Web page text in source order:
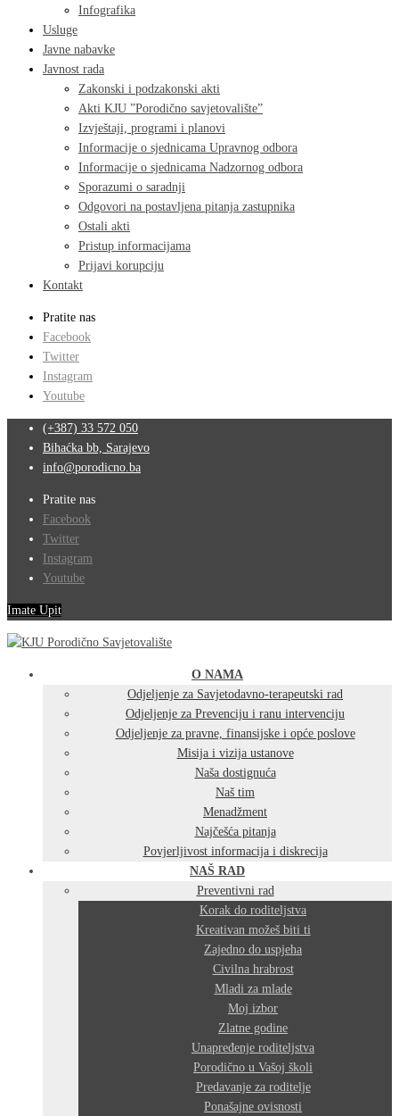
Infografika
Usluge
Javne nabavke
Javnost rada
Zakonski i podzakonski akti
Akti KJU ”Porodično savjetovalište”
Izvještaji, programi i planovi
Informacije o sjednicama Upravnog odbora
Informacije o sjednicama Nadzornog odbora
Sporazumi o saradnji
Odgovori na postavljena pitanja zastupnika
Ostali akti
Pristup informacijama
Prijavi korupciju
Kontakt
Pratite nas
Facebook
Twitter
Instagram
Youtube
(+387) 33 572 050
Bihaćka bb, Sarajevo
info@porodicno.ba
Pratite nas
Facebook
Twitter
Instagram
Youtube
Imate Upit
O NAMA
Odjeljenje za Savjetodavno-terapeutski rad
Odjeljenje za Prevenciju i ranu intervenciju
Odjeljenje za pravne, finansijske i opće poslove
Misija i vizija ustanove
Naša dostignuća
Naš tim
Menadžment
Najčešća pitanja
Povjerljivost informacija i diskrecija
NAŠ RAD
Preventivni rad
Korak do roditeljstva
Kreativan možeš biti ti
Zajedno do uspjeha
Civilna hrabrost
Mladi za mlade
Moj izbor
Zlatne godine
Unapređenje roditeljstva
Porodično u Vašoj školi
Predavanje za roditelje
Ponašajne ovisnosti